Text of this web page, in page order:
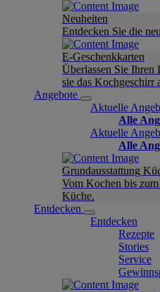
Neuheiten
Entdecken Sie die
E-Geschenkkarten
Überlassen Sie Ihren
sie das Kochgeschirr
Angebote
Aktuelle
Alle
Aktuelle
Alle
Grundausstattung
Vom Kochen bis
Küche.
Entdecken
Entdecken
Rezepte
Stories
Service